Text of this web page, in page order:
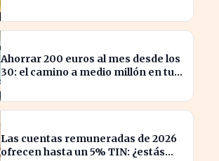
Ahorrar 200 euros al mes desde los
30: el camino a medio millón en tu
Las cuentas remuneradas de 2026
ofrecen hasta un 5% TIN: ¿estás